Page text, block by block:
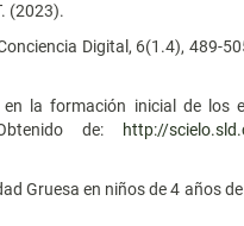
(2023).
Digital, 6(1.4), 489-
la formación inicial de los
de:
http://
Gruesa en niños de 4 años de